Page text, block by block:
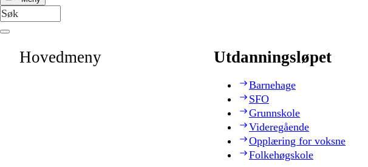
Hovedmeny Utdanningsløpet
Barnehage
SFO
Grunnskole
Videregående
Opplæring for voksne
Folkehøgskole